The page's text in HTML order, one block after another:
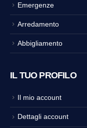
Emergenze
Arredamento
Abbigliamento
IL TUO PROFILO
Il mio account
Dettagli account